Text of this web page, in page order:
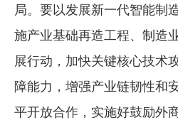
行情报价
局。要以发展新一代智能制
施产业基础再造工程、制造
展行动，加快关键核心技术
障能力，增强产业链韧性和
平开放合作，实施好鼓励外